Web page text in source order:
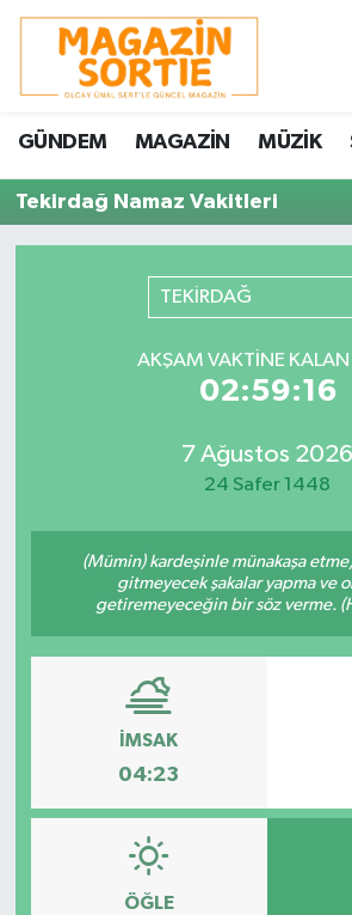
GÜNDEM MAGAZİN MÜZİK
Tekirdağ Namaz Vakitleri
TEKİRDAĞ
AKŞAM VAKTINE KALAN
02:59:16
7 Ağustos 2026
24 Safer 1448
(Mümin) kardeşinle münakaşa
gitmeyecek şakalar yapma ve
getiremeyeceğin bir söz verme.
İMSAK
04:23
ÖĞLE
Nöbetçi Eczaneler
Hava Durumu
Trafik Durumu
Süper Lig Puan Durumu ve
Son Dakika Haberleri